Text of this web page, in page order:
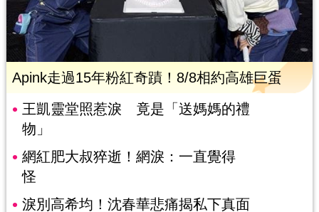
Apink走過15年粉紅奇蹟！8/8相約高雄巨蛋
王凱靈堂照惹淚 竟是「送媽媽的禮
物」
網紅肥大叔猝逝！網淚：一直覺得
怪
淚別高希均！沈春華悲痛揭私下真面